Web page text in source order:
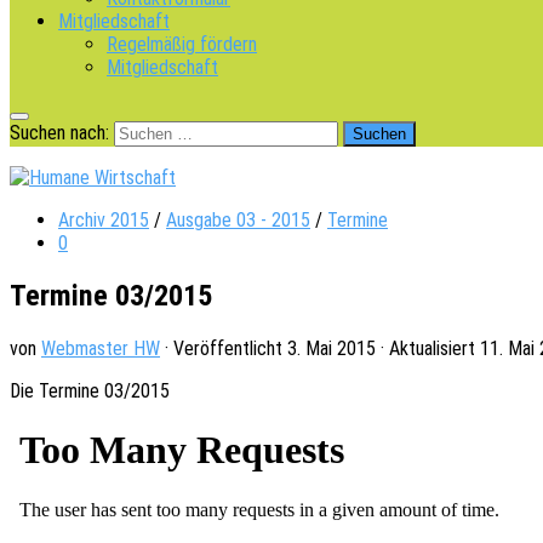
Mitgliedschaft
Regelmäßig fördern
Mitgliedschaft
Suchen nach:
Archiv 2015 / Ausgabe 03 - 2015 / Termine
0
Termine 03/2015
von Webmaster HW · Veröffentlicht 3. Mai 2015 · Aktualisiert 11. Mai
Die Termi­ne 03/2015